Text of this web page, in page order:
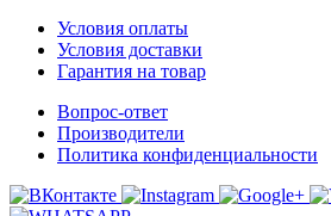
Условия оплаты
Условия доставки
Гарантия на товар
Вопрос-ответ
Производители
Политика конфиденциальности